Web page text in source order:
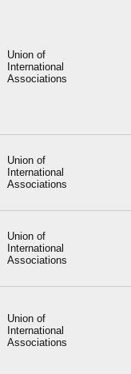
Union of
International
Associations
Union of
International
Associations
Union of
International
Associations
Union of
International
Associations